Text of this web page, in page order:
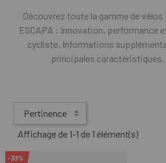
Découvrez toute la gamme de vélos
ESCAPA : Innovation, performance
cycliste. Informations
principales caractéristiques,
Pertinence
Affichage de 1-1 de 1 élément(s)
-33%